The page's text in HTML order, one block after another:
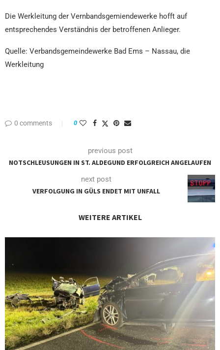
Die Werkleitung der Vernbandsgemiendewerke hofft auf
entsprechendes Verständnis der betroffenen Anlieger.
Quelle: Verbandsgemeindewerke Bad Ems – Nassau, die
Werkleitung
0 comments 0
previous post
NOTSCHLEUSUNGEN IN ST. ALDEGUND ERFOLGREICH ANGELAUFEN
next post
VERFOLGUNG IN GÜLS ENDET MIT UNFALL
WEITERE ARTIKEL